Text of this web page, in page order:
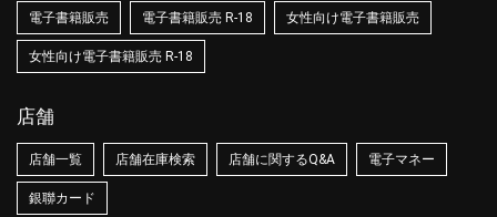
電子書籍販売 電子書籍販売 R-18 女性向け電子書籍販売
女性向け電子書籍販売 R-18
店舗
店舗一覧 店舗在庫検索 店舗に関するQ&A 電子マネー
銀聯カード